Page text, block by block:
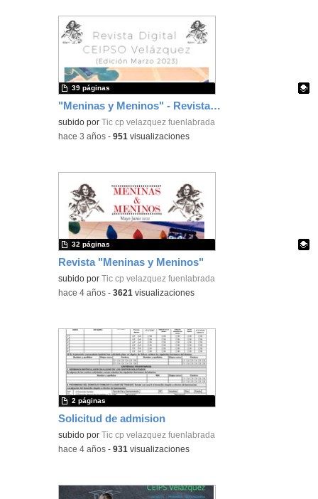
"Meninas y Meninos" - Revista N6
Contenido educativo.
subido por Tic cp velazquez fuenlabrada
39 páginas
-hace 3 años -951 visualizaciones
Revista "Meninas y Meninos"
Contenido educativo.
subido por Tic cp velazquez fuenlabrada
32 páginas
-hace 4 años -3621 visualizaciones
Solicitud de admision
subido por Tic cp velazquez fuenlabrada
2 páginas
-hace 4 años -931 visualizaciones